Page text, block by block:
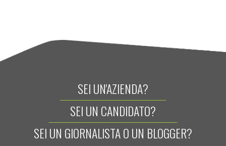
SEI UN'AZIENDA?
SEI UN CANDIDATO?
SEI UN GIORNALISTA O UN BLOGGER?